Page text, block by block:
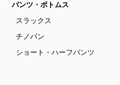
パンツ・ボトムス
スラックス
チノパン
ショート・ハーフパンツ